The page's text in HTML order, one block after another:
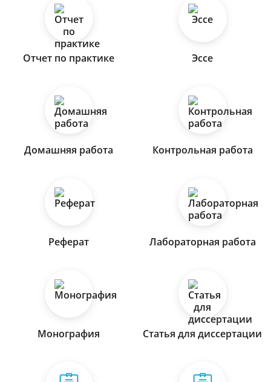
Отчет по практике Эссе
Домашняя работа Контрольная работа
Реферат Лабораторная работа
Монография Статья для диссертации